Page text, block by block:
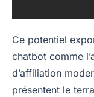
Ce potentiel
chatbot comme
d’affiliation
présentent le